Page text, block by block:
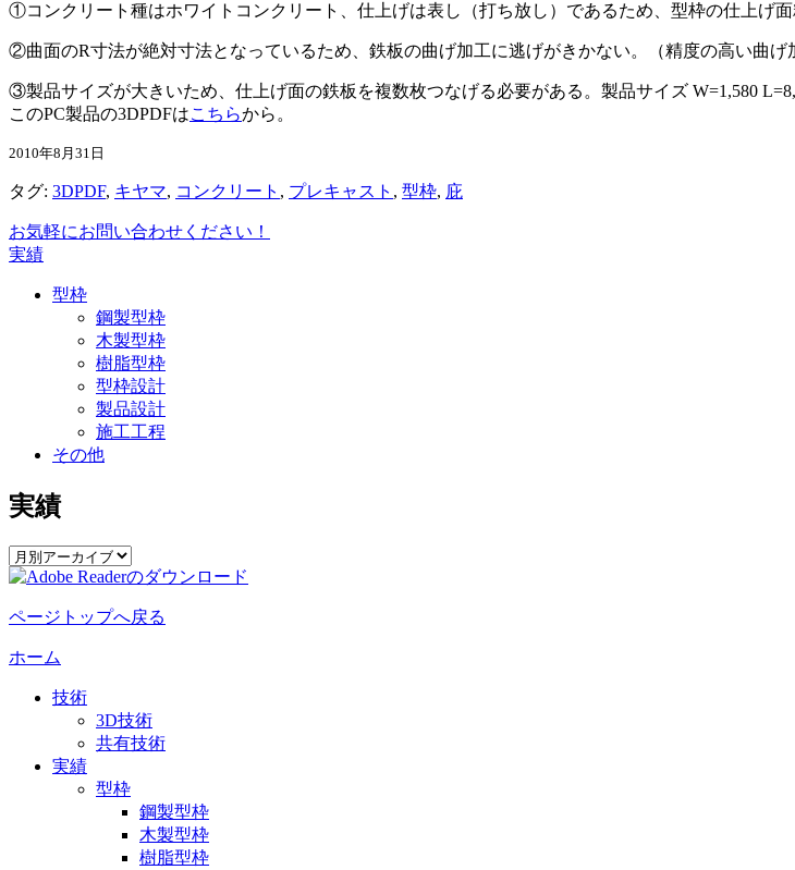
①コンクリート種はホワイトコンクリート、仕上げは表し（打ち放し）であるため、型枠の仕上げ面
②曲面のR寸法が絶対寸法となっているため、鉄板の曲げ加工に逃げがきかない。（精度の高い曲げ
③製品サイズが大きいため、仕上げ面の鉄板を複数枚つなげる必要がある。製品サイズ W=1,580
このPC製品の3DPDFはこちらから。
2010年8月31日
タグ: 3DPDF, キヤマ, コンクリート , プレキャスト , 型枠, 庇
お気軽にお問い合わせください！
実績
型枠
鋼製型枠
木製型枠
樹脂型枠
型枠設計
製品設計
施工工程
その他
実績
ページトップへ戻る
ホーム
技術
3D技術
共有技術
実績
型枠
鋼製型枠
木製型枠
樹脂型枠